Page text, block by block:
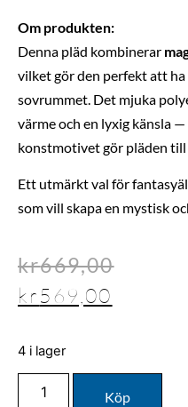
Om produkten:
Denna pläd kombinerar
vilket gör den perfekt att
sovrummet. Det mjuka
värme och en lyxig känsla
konstmotivet gör pläden
Ett utmärkt val för
som vill skapa en mystisk
kr669,00
kr569,00
4 i lager
Köp